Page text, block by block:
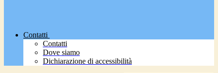
Contatti
Contatti
Dove siamo
Dichiarazione di accessibilità